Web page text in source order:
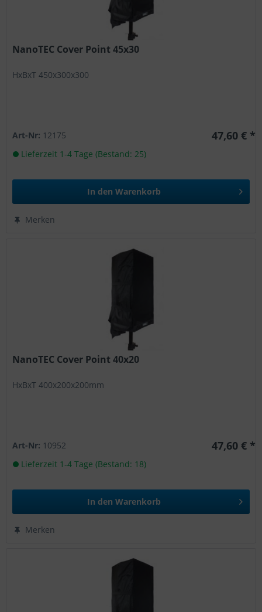
NanoTEC Cover Point 45x30
HxBxT 450x300x300
Art-Nr: 12175 47,60 € *
Lieferzeit 1-4 Tage (Bestand: 25)
In den Warenkorb
Merken
NanoTEC Cover Point 40x20
HxBxT 400x200x200mm
Art-Nr: 10952 47,60 € *
Lieferzeit 1-4 Tage (Bestand: 18)
In den Warenkorb
Merken